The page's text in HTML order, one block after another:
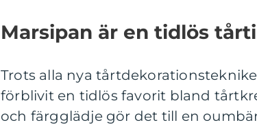
Marsipan är en tidlös
Trots alla nya
förblivit en tidlös favorit bland
och färgglädje gör det till en